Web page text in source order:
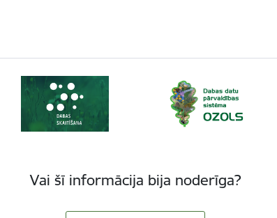
Vai šī informācija bija noderīga?